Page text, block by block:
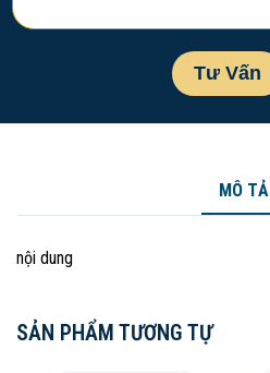
MÔ TẢ
nội dung
SẢN PHẨM TƯƠNG TỰ